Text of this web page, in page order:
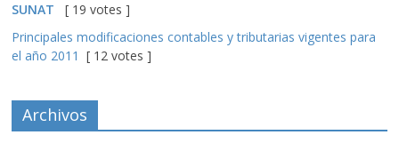
SUNAT
[ 19 votes ]
Principales modificaciones contables y tributarias vigentes para
el año 2011 [ 12 votes ]
Archivos